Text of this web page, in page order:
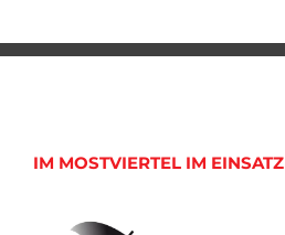
IM MOSTVIERTEL IM EINSATZ